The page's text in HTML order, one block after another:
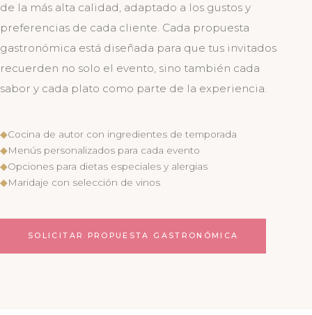
de la más alta calidad, adaptado a los gustos y
preferencias de cada cliente. Cada propuesta
gastronómica está diseñada para que tus invitados
recuerden no solo el evento, sino también cada
sabor y cada plato como parte de la experiencia.
◆Cocina de autor con ingredientes de temporada
◆Menús personalizados para cada evento
◆Opciones para dietas especiales y alergias
◆Maridaje con selección de vinos
SOLICITAR PROPUESTA GASTRONÓMICA